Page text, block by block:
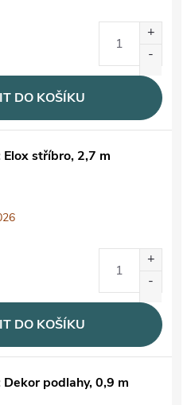
DO KOŠÍKU
Elox stříbro, 2,7 m
DO KOŠÍKU
podlahy, 0,9 m